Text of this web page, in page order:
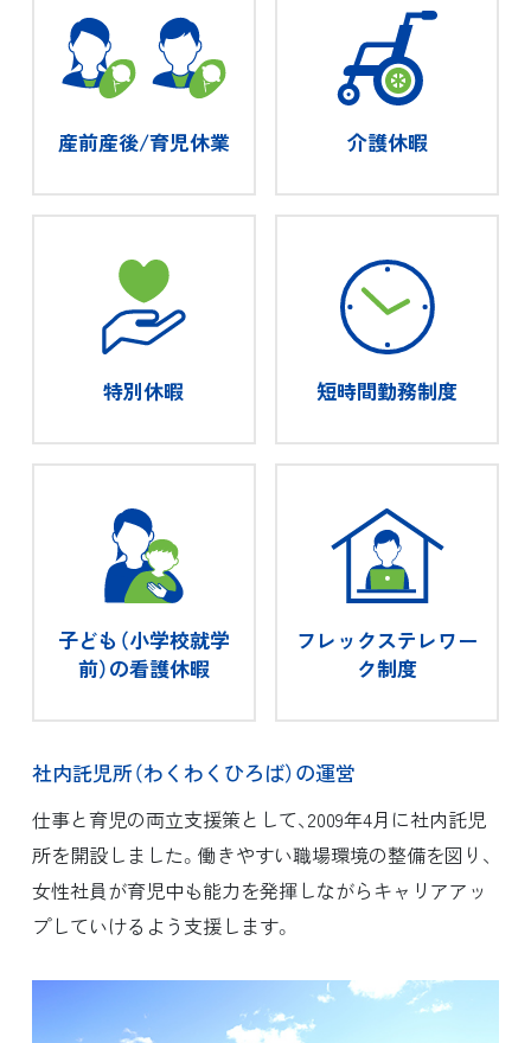
産前産後/育児休業 介護休暇
特別休暇 短時間勤務制度
子ども（小学校就学
前）の看護休暇
フレックステレワー
ク制度
社内託児所（わくわくひろば）の運営
仕事と育児の両立支援策として、2009年4月に社内託児
所を開設しました。働きやすい職場環境の整備を図り、
女性社員が育児中も能力を発揮しながらキャリアアッ
プしていけるよう支援します。